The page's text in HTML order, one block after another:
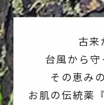
古来
台風から守
その恵み
お肌の伝統薬